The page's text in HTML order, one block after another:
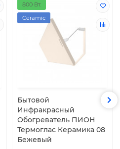
800 Вт.
Ceramic
Бытовой
Инфракрасный
Обогреватель ПИОН
Термоглас Керамика 08
Бежевый